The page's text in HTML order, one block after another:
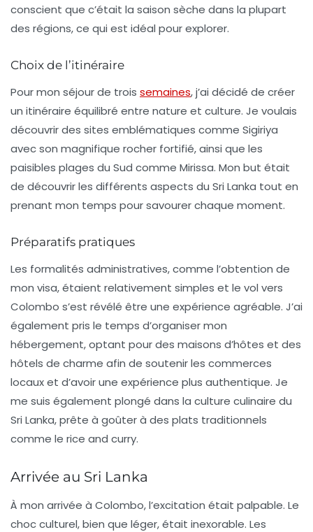
conscient que c’était la saison sèche dans la plupart
des régions, ce qui est idéal pour explorer.
Choix de l’itinéraire
Pour mon séjour de trois semaines, j’ai décidé de créer
un itinéraire équilibré entre nature et culture. Je voulais
découvrir des sites emblématiques comme Sigiriya
avec son magnifique rocher fortifié, ainsi que les
paisibles plages du Sud comme Mirissa. Mon but était
de découvrir les différents aspects du Sri Lanka tout en
prenant mon temps pour savourer chaque moment.
Préparatifs pratiques
Les formalités administratives, comme l’obtention de
mon visa, étaient relativement simples et le vol vers
Colombo s’est révélé être une expérience agréable. J’ai
également pris le temps d’organiser mon
hébergement, optant pour des maisons d’hôtes et des
hôtels de charme afin de soutenir les commerces
locaux et d’avoir une expérience plus authentique. Je
me suis également plongé dans la culture culinaire du
Sri Lanka, prête à goûter à des plats traditionnels
comme le rice and curry.
Arrivée au Sri Lanka
À mon arrivée à Colombo, l’excitation était palpable. Le
choc culturel, bien que léger, était inexorable. Les